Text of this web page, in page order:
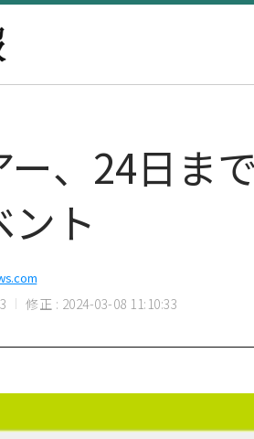
ー、24日ま
ト
修正 : 2024-03-08 11:10:33